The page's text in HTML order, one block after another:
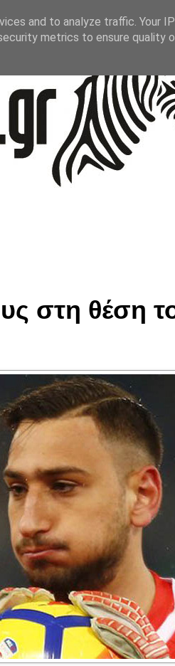
στη θέση
and to analyze traffic. Your
metrics to ensure quality